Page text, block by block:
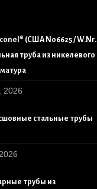
(США N06625 / W.Nr.
труба из никелевого
2026
стальные трубы
трубы из